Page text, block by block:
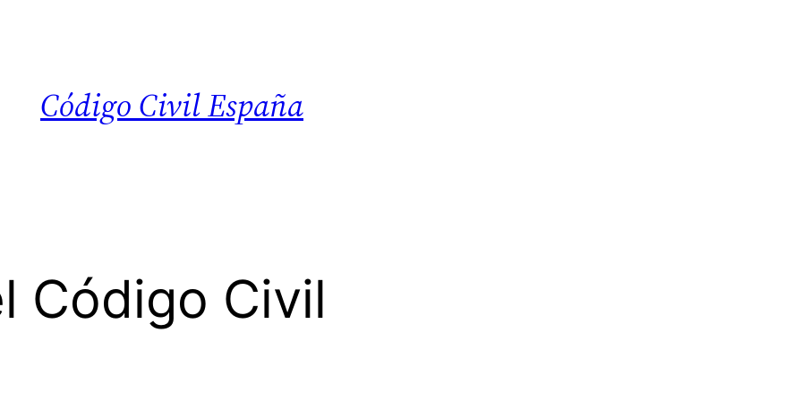
Código Civil España
Código Civil